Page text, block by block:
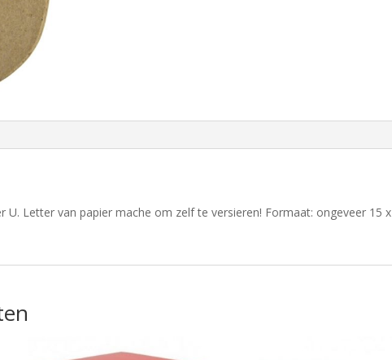
U. Letter van papier mache om zelf te versieren! Formaat: ongeveer 15 x